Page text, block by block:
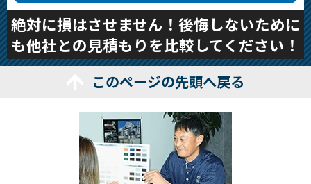
絶対に損はさせません！後悔しないために
も他社との見積もりを比較してください！
このページの先頭へ戻る